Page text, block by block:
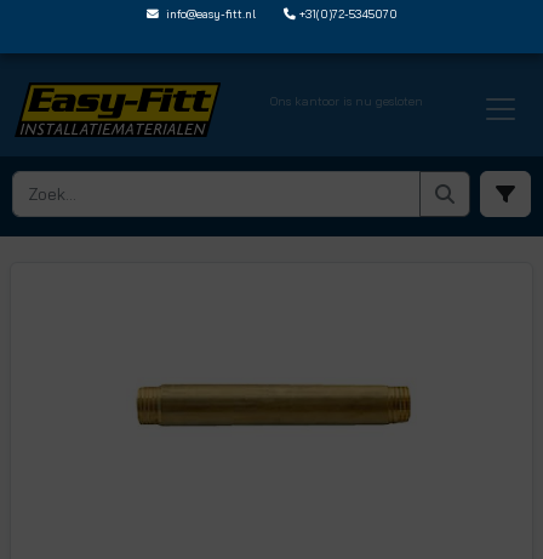
info@easy-fitt.nl +31(0)72-5345070
Ons kantoor is nu gesloten
HOME › DRAADFITTINGEN EN NIPPELS › MESSING PIJPNIPPELS › PN34100